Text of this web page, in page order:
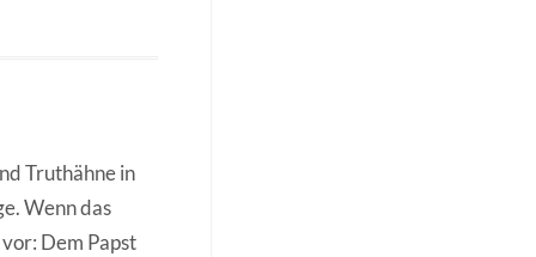
Truthähne in
Wenn das
Dem Papst